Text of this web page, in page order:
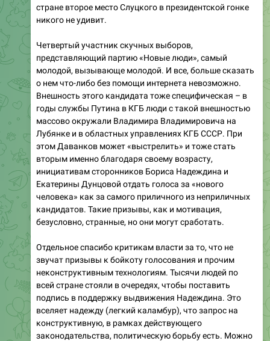
стране второе место Слуцкого в президентской гонке
никого не удивит.
Четвертый участник скучных выборов,
представляющий партию «Новые люди», самый
молодой, вызывающе молодой. И все, больше сказать
о нем что-либо без помощи интернета невозможно.
Внешность этого кандидата тоже специфическая – в
годы службы Путина в КГБ люди с такой внешностью
массово окружали Владимира Владимировича на
Лубянке и в областных управлениях КГБ СССР. При
этом Даванков может «выстрелить» и тоже стать
вторым именно благодаря своему возрасту,
инициативам сторонников Бориса Надеждина и
Екатерины Дунцовой отдать голоса за «нового
человека» как за самого приличного из неприличных
кандидатов. Такие призывы, как и мотивация,
безусловно, странные, но они могут сработать.
Отдельное спасибо критикам власти за то, что не
звучат призывы к бойкоту голосования и прочим
неконструктивным технологиям. Тысячи людей по
всей стране стояли в очередях, чтобы поставить
подпись в поддержку выдвижения Надеждина. Это
вселяет надежду (легкий каламбур), что запрос на
конструктивную, в рамках действующего
законодательства, политическую борьбу есть. Можно